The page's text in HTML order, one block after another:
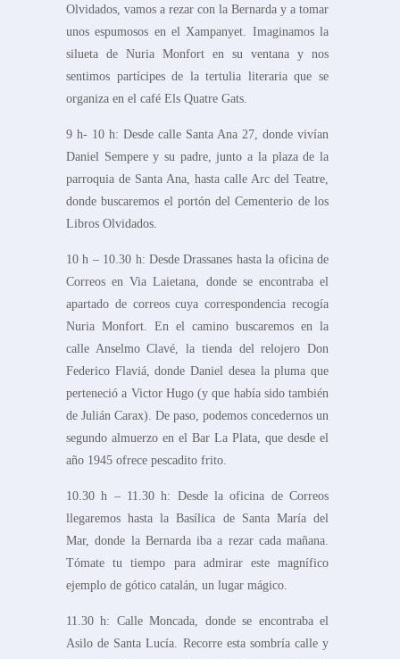
Olvidados, vamos a rezar con la Bernarda y a tomar
unos espumosos en el Xampanyet. Imaginamos la
silueta de Nuria Monfort en su ventana y nos
sentimos partícipes de la tertulia literaria que se
organiza en el café Els Quatre Gats.
9 h- 10 h: Desde calle Santa Ana 27, donde vivían
Daniel Sempere y su padre, junto a la plaza de la
parroquia de Santa Ana, hasta calle Arc del Teatre,
donde buscaremos el portón del Cementerio de los
Libros Olvidados.
10 h – 10.30 h: Desde Drassanes hasta la oficina de
Correos en Via Laietana, donde se encontraba el
apartado de correos cuya correspondencia recogía
Nuria Monfort. En el camino buscaremos en la
calle Anselmo Clavé, la tienda del relojero Don
Federico Flaviá, donde Daniel desea la pluma que
perteneció a Victor Hugo (y que había sido también
de Julián Carax). De paso, podemos concedernos un
segundo almuerzo en el Bar La Plata, que desde el
año 1945 ofrece pescadito frito.
10.30 h – 11.30 h: Desde la oficina de Correos
llegaremos hasta la Basílica de Santa María del
Mar, donde la Bernarda iba a rezar cada mañana.
Tómate tu tiempo para admirar este magnífico
ejemplo de gótico catalán, un lugar mágico.
11.30 h: Calle Moncada, donde se encontraba el
Asilo de Santa Lucía. Recorre esta sombría calle y